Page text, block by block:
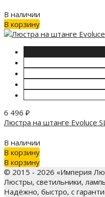
В наличии
В корзину
6 496 ₽
Люстра на штанге Evoluce
В наличии
В корзину
В корзину
© 2015 - 2026 «Империя
Люстры, светильники,
Надёжно, быстро, с